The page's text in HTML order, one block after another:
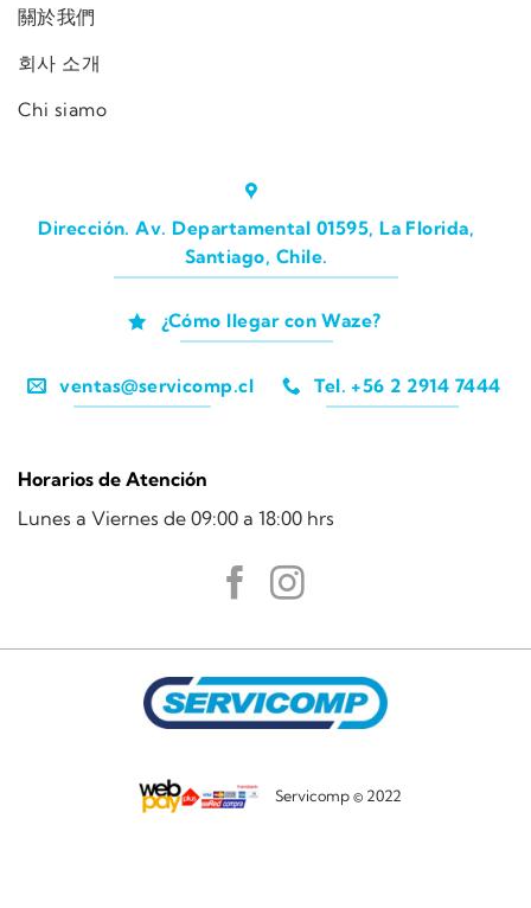
關於我們
회사 소개
Chi siamo
Dirección. Av. Departamental 01595, La Florida,
Santiago, Chile.
¿Cómo llegar con Waze?
ventas@servicomp.cl Tel. +56 2 2914 7444
Horarios de Atención
Lunes a Viernes de 09:00 a 18:00 hrs
Servicomp © 2022